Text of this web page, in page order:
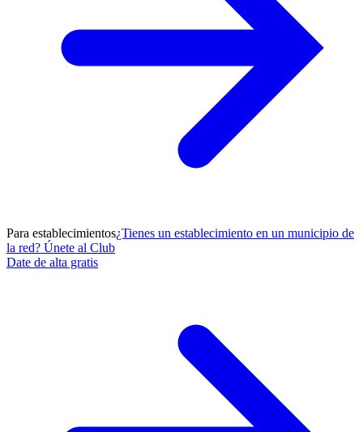
Para establecimientos¿Tienes un establecimiento en un municipio de
la red? Únete al Club
Date de alta gratis